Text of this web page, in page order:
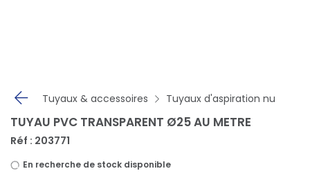
Tuyaux & accessoires Tuyaux d'aspiration nu
TUYAU PVC TRANSPARENT Ø25 AU METRE
Réf : 203771
En recherche de stock disponible